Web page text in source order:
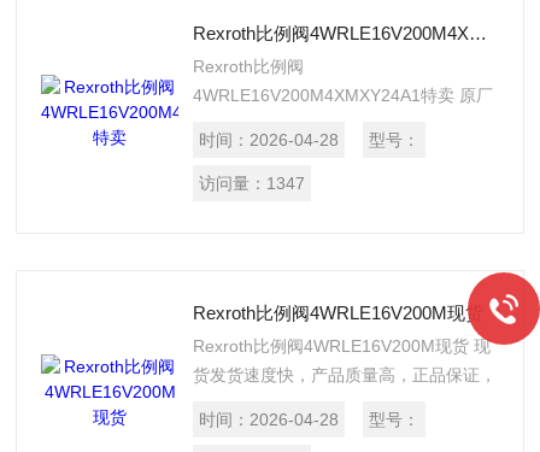
Rexroth比例阀4WRLE16V200M4XMXY24A1特卖
Rexroth比例阀
4WRLE16V200M4XMXY24A1特卖 原厂
量高，性能好，提供报关单。
时间： 2026-04-28 型号：
访问量： 1347
Rexroth比例阀4WRLE16V200M现货
Rexroth比例阀4WRLE16V200M现货 现
货发货速度快，产品质量高，正品保证，
时间： 2026-04-28 型号：